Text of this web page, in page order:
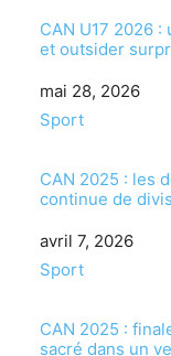
CAN U17 2026
et outsider
Date
mai 28, 2026
Par rapport à
Sport
CAN 2025 : les
continue de
Date
avril 7, 2026
Par rapport à
Sport
CAN 2025 :
sacré dans un